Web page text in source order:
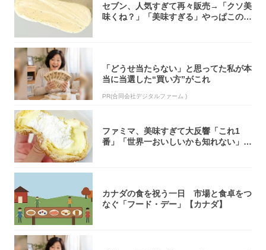
セブン、人気すぎて再々販売→「クソ美
味くね？」「美味すぎる」やっぱこのク
「どうせ当たらない」と思ってた私が本
当に当選した“買い方”がこれ
PR(合同会社デジタルファーム )
ファミマ、美味すぎて大反響「これ1
番」「世界一おいしいかも知れない」
カナダの食を祝う一日 市場と食卓をつ
なぐ「フード・デー」【カナダ】